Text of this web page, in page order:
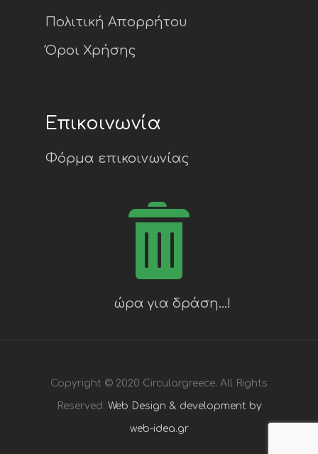
Πολιτική Απορρήτου
Όροι Χρήσης
Επικοινωνία
Φόρμα επικοινωνίας
Copyright © 2020 Circulargreece. All Rights
Reserved. Web Design & development by
web-idea.gr